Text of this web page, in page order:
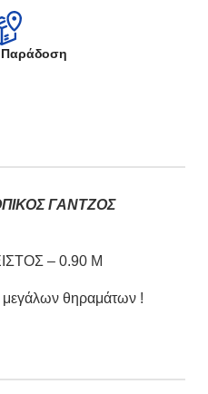
ΓΑΝΤΖΟΣ
– 0.90 Μ
μεγάλων θηραμάτων !